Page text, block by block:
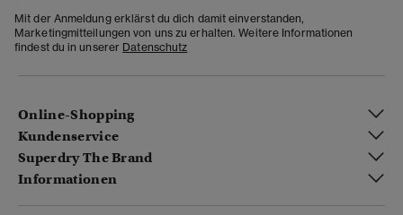
Mit der Anmeldung erklärst du dich damit einverstanden,
Marketingmitteilungen von uns zu erhalten. Weitere Informationen
findest du in unserer Datenschutz
Online-Shopping
Kundenservice
Superdry The Brand
Informationen